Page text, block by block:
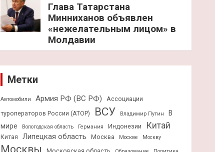
Глава Татарстана
Минниханов объявлен
«нежелательным лицом» в
Молдавии
Метки
Автомобили Армия РФ (ВС РФ)
Ассоциации
туроператоров России (АТОР)
ВСУ Владимир Путин
В
мире
Вологодская область Германия Индонезии Китай
Китая Липецкая область Москва Москве Москву
Москвы